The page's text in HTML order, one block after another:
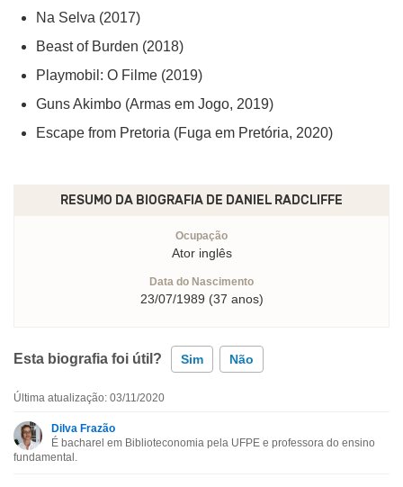
Na Selva (2017)
Beast of Burden (2018)
Playmobil: O Filme (2019)
Guns Akimbo (Armas em Jogo, 2019)
Escape from Pretoria (Fuga em Pretória, 2020)
RESUMO DA BIOGRAFIA DE DANIEL RADCLIFFE
Ocupação
Ator inglês
Data do Nascimento
23/07/1989 (37 anos)
Esta biografia foi útil? Sim Não
Esta biografia não tem a informação que procuro
Última atualização: 03/11/2020
Dilva Frazão
É bacharel em Biblioteconomia pela UFPE e professora do ensino
fundamental.